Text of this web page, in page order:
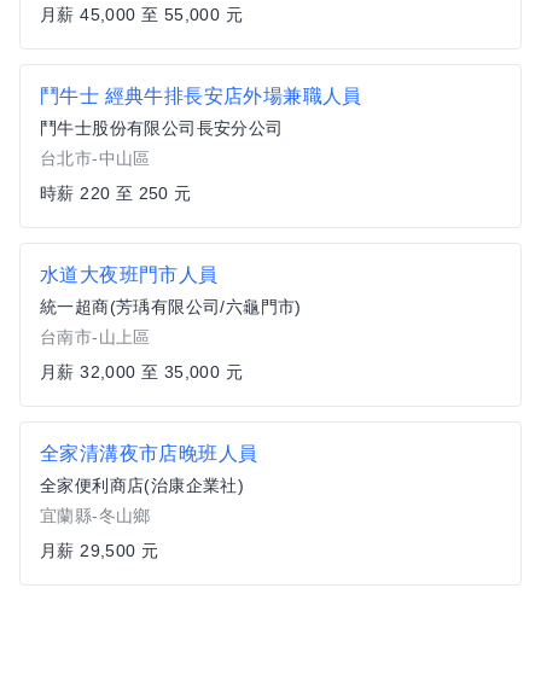
月薪 45,000 至 55,000 元
鬥牛士 經典牛排長安店外場兼職人員
鬥牛士股份有限公司長安分公司
台北市-中山區
時薪 220 至 250 元
水道大夜班門市人員
統一超商(芳瑀有限公司/六龜門市)
台南市-山上區
月薪 32,000 至 35,000 元
全家清溝夜市店晚班人員
全家便利商店(治康企業社)
宜蘭縣-冬山鄉
月薪 29,500 元